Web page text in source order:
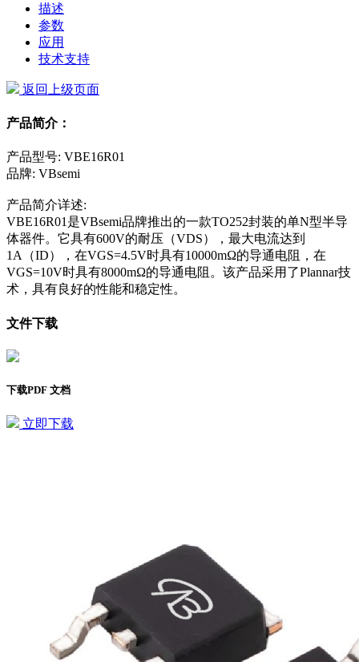
描述
参数
应用
技术支持
返回上级页面
产品简介：
产品型号: VBE16R01
品牌: VBsemi
产品简介详述:
VBE16R01是VBsemi品牌推出的一款TO252封装的单N型半导
体器件。它具有600V的耐压（VDS），最大电流达到
1A（ID），在VGS=4.5V时具有10000mΩ的导通电阻，在
VGS=10V时具有8000mΩ的导通电阻。该产品采用了Plannar技
术，具有良好的性能和稳定性。
文件下载
下载PDF 文档
立即下载